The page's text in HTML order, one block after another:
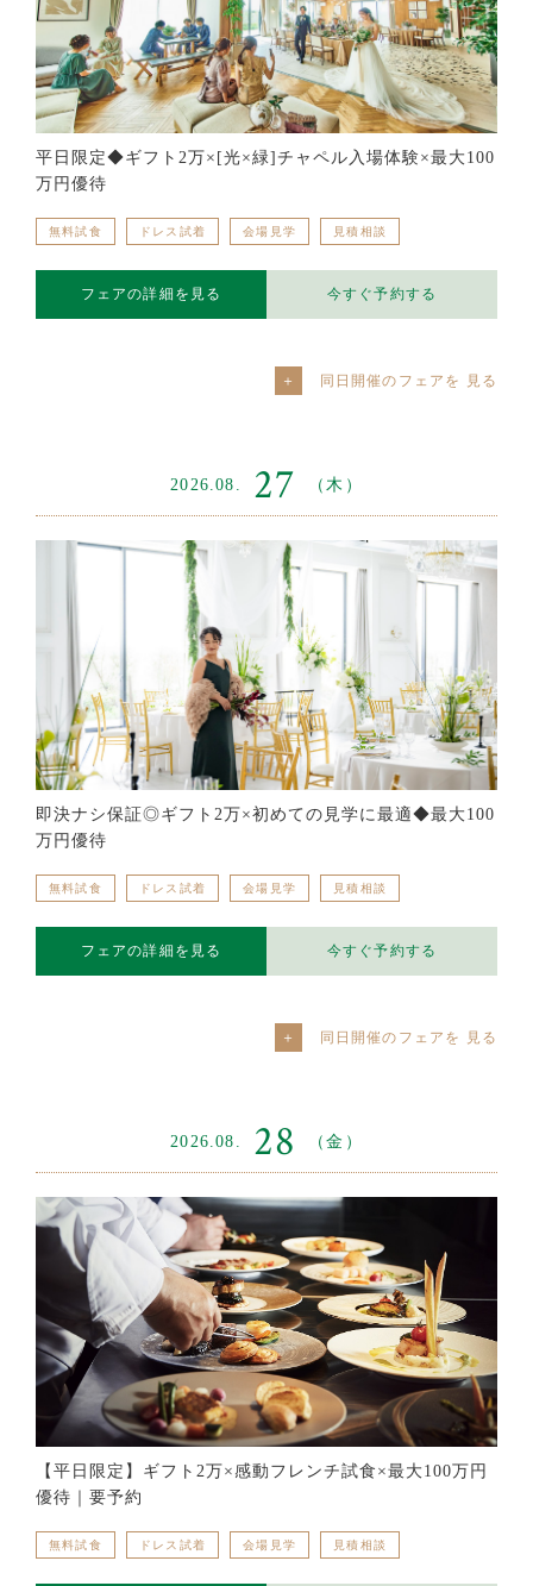
平日限定◆ギフト2万×[光×緑]チャペル入場体験×最大100
万円優待
無料試食 ドレス試着 会場見学 見積相談
フェアの詳細を見る 今すぐ予約する
同日開催のフェアを
2026.08. 27 （木）
即決ナシ保証◎ギフト2万×初めての見学に最適◆最大100
万円優待
無料試食 ドレス試着 会場見学 見積相談
フェアの詳細を見る 今すぐ予約する
同日開催のフェアを
2026.08. 28 （金）
【平日限定】ギフト2万×感動フレンチ試食×最大100万円
優待｜要予約
無料試食 ドレス試着 会場見学 見積相談